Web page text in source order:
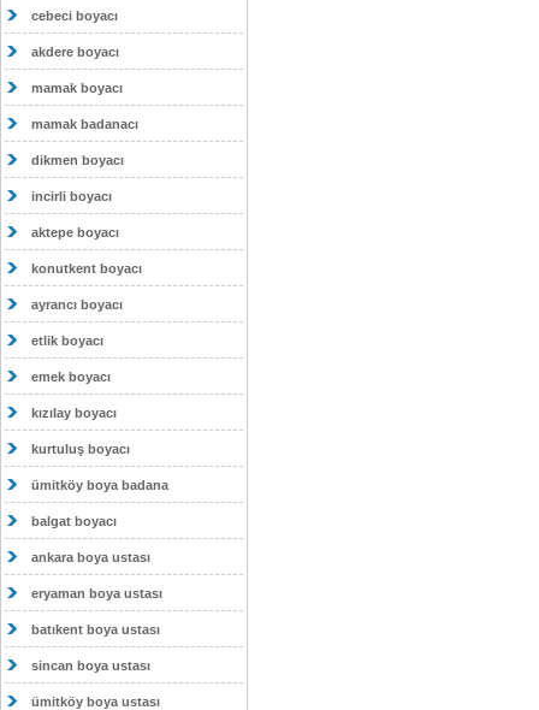
cebeci boyacı
akdere boyacı
mamak boyacı
mamak badanacı
dikmen boyacı
incirli boyacı
aktepe boyacı
konutkent boyacı
ayrancı boyacı
etlik boyacı
emek boyacı
kızılay boyacı
kurtuluş boyacı
ümitköy boya badana
balgat boyacı
ankara boya ustası
eryaman boya ustası
batıkent boya ustası
sincan boya ustası
ümitköy boya ustası